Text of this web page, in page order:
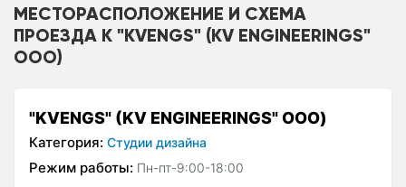
МЕСТОРАСПОЛОЖЕНИЕ И СХЕМА
ПРОЕЗДА К "KVENGS" (KV ENGINEERINGS"
ООО)
"KVENGS" (KV ENGINEERINGS" ООО)
Категория: Студии дизайна
Режим работы: Пн-пт-9:00-18:00